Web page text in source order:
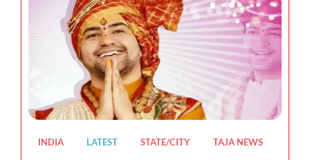
INDIA LATEST STATE/CITY TAJA NEWS